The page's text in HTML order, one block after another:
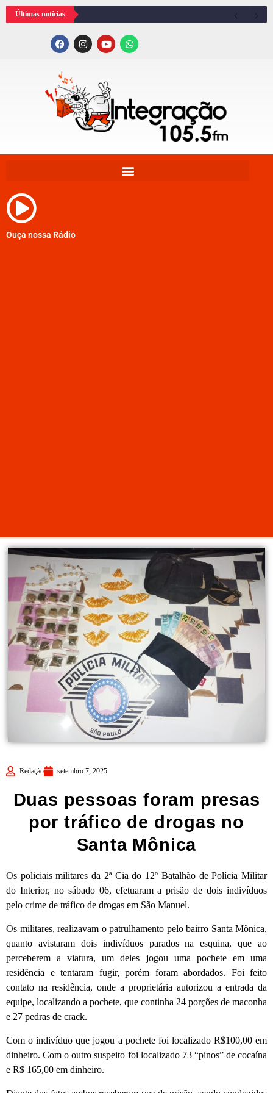
Últimas notícias
Ouça nossa Rádio
Redação setembro 7, 2025
Duas pessoas foram presas
por tráfico de drogas no
Santa Mônica
Os policiais militares da 2ª Cia do 12º Batalhão de Polícia Militar
do Interior, no sábado 06, efetuaram a prisão de dois indivíduos
pelo crime de tráfico de drogas em São Manuel.
Os militares, realizavam o patrulhamento pelo bairro Santa Mônica,
quanto avistaram dois indivíduos parados na esquina, que ao
perceberem a viatura, um deles jogou uma pochete em uma
residência e tentaram fugir, porém foram abordados. Foi feito
contato na residência, onde a proprietária autorizou a entrada da
equipe, localizando a pochete, que continha 24 porções de maconha
e 27 pedras de crack.
Com o indivíduo que jogou a pochete foi localizado R$100,00 em
dinheiro. Com o outro suspeito foi localizado 73 “pinos” de cocaína
e R$ 165,00 em dinheiro.